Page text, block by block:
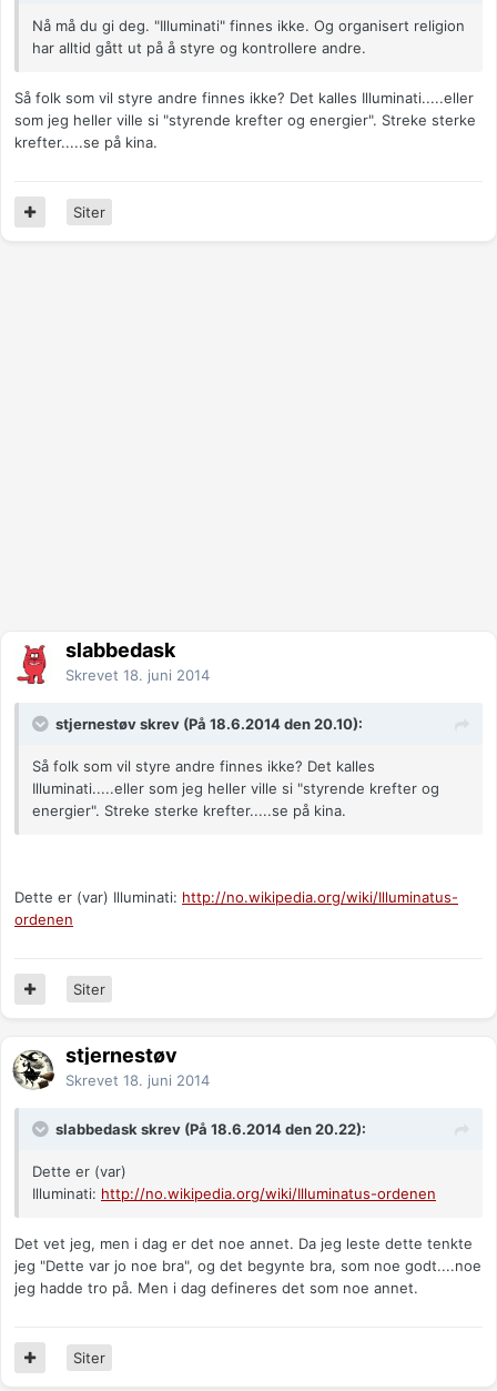
Nå må du gi deg. "Illuminati" finnes ikke. Og organisert religion
har alltid gått ut på å styre og kontrollere andre.
Så folk som vil styre andre finnes ikke? Det kalles Illuminati.....eller
som jeg heller ville si "styrende krefter og energier". Streke sterke
krefter.....se på kina.
Siter
slabbedask
Skrevet 18. juni 2014
stjernestøv skrev (På 18.6.2014 den 20.10):
Så folk som vil styre andre finnes ikke? Det kalles
Illuminati.....eller som jeg heller ville si "styrende krefter og
energier". Streke sterke krefter.....se på kina.
Dette er (var) Illuminati: http://no.wikipedia.org/wiki/Illuminatus-
ordenen
Siter
stjernestøv
Skrevet 18. juni 2014
slabbedask skrev (På 18.6.2014 den 20.22):
Dette er (var)
Illuminati: http://no.wikipedia.org/wiki/Illuminatus-ordenen
Det vet jeg, men i dag er det noe annet. Da jeg leste dette tenkte
jeg "Dette var jo noe bra", og det begynte bra, som noe godt....noe
jeg hadde tro på. Men i dag defineres det som noe annet.
Siter